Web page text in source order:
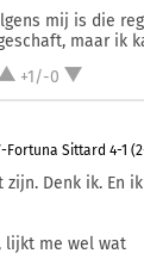
mij is die
maar ik
+1/-0
Fortuna Sittard 4-1
Denk ik. En
lijkt me wel wat